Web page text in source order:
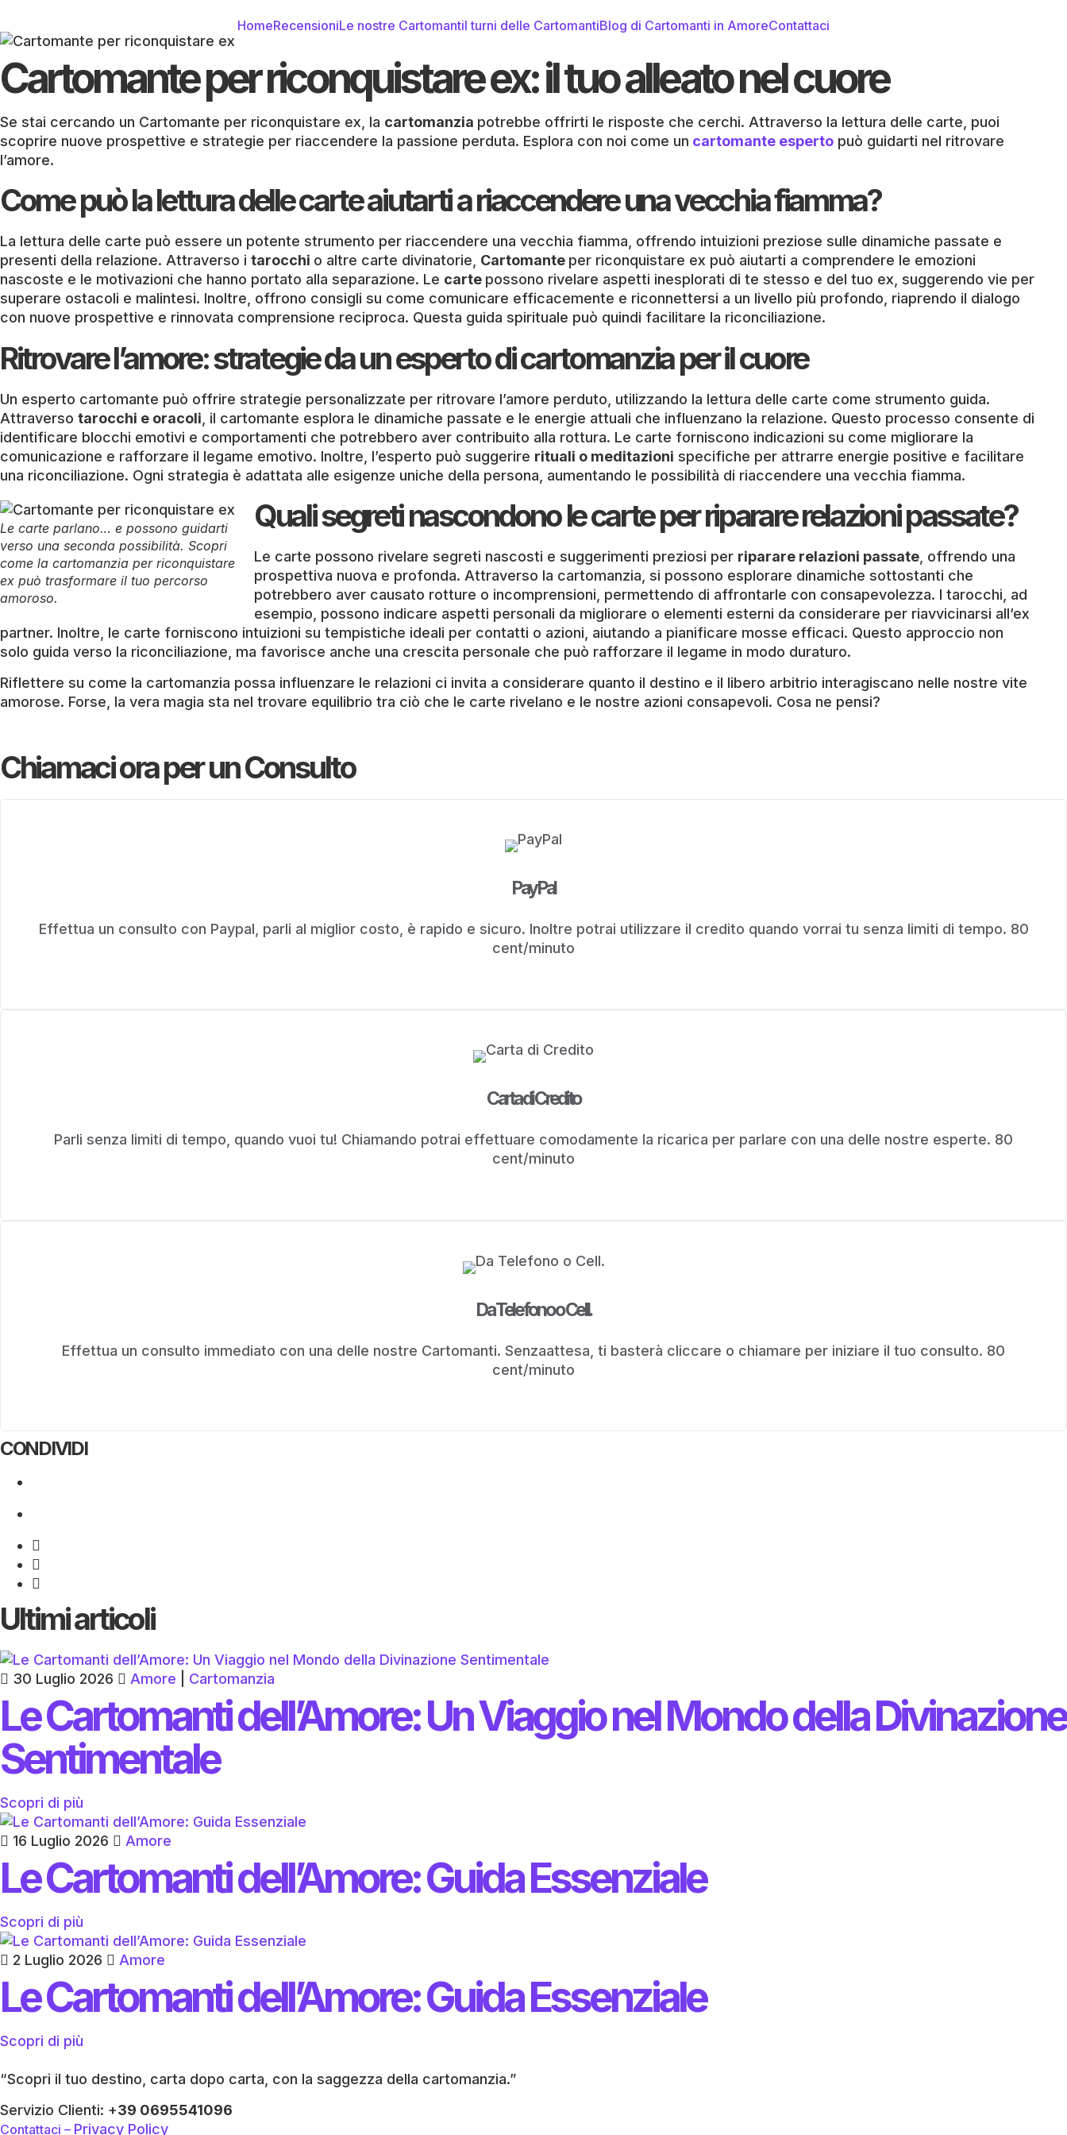
HomeRecensioniLe nostre CartomantiI turni delle CartomantiBlog di Cartomanti in AmoreContattaci
Cartomante per riconquistare ex: il tuo alleato nel cuore
Se stai cercando un Cartomante per riconquistare ex, la cartomanzia potrebbe offrirti le risposte che cerchi. Attraverso la lettura delle carte, puoi
scoprire nuove prospettive e strategie per riaccendere la passione perduta. Esplora con noi come un cartomante esperto può guidarti nel ritrovare
l’amore.
Come può la lettura delle carte aiutarti a riaccendere una vecchia fiamma?
La lettura delle carte può essere un potente strumento per riaccendere una vecchia fiamma, offrendo intuizioni preziose sulle dinamiche passate e
presenti della relazione. Attraverso i tarocchi o altre carte divinatorie, Cartomante per riconquistare ex può aiutarti a comprendere le emozioni
nascoste e le motivazioni che hanno portato alla separazione. Le carte possono rivelare aspetti inesplorati di te stesso e del tuo ex, suggerendo vie per
superare ostacoli e malintesi. Inoltre, offrono consigli su come comunicare efficacemente e riconnettersi a un livello più profondo, riaprendo il dialogo
con nuove prospettive e rinnovata comprensione reciproca. Questa guida spirituale può quindi facilitare la riconciliazione.
Ritrovare l’amore: strategie da un esperto di cartomanzia per il cuore
Un esperto cartomante può offrire strategie personalizzate per ritrovare l’amore perduto, utilizzando la lettura delle carte come strumento guida.
Attraverso tarocchi e oracoli , il cartomante esplora le dinamiche passate e le energie attuali che influenzano la relazione. Questo processo consente di
identificare blocchi emotivi e comportamenti che potrebbero aver contribuito alla rottura. Le carte forniscono indicazioni su come migliorare la
comunicazione e rafforzare il legame emotivo. Inoltre, l’esperto può suggerire rituali o meditazioni specifiche per attrarre energie positive e facilitare
una riconciliazione. Ogni strategia è adattata alle esigenze uniche della persona, aumentando le possibilità di riaccendere una vecchia fiamma.
Le carte parlano… e possono guidarti
verso una seconda possibilità. Scopri
come la cartomanzia per riconquistare
ex può trasformare il tuo percorso
amoroso.
Quali segreti nascondono le carte per riparare relazioni passate?
Le carte possono rivelare segreti nascosti e suggerimenti preziosi per riparare relazioni passate , offrendo una
prospettiva nuova e profonda. Attraverso la cartomanzia, si possono esplorare dinamiche sottostanti che
potrebbero aver causato rotture o incomprensioni, permettendo di affrontarle con consapevolezza. I tarocchi, ad
esempio, possono indicare aspetti personali da migliorare o elementi esterni da considerare per riavvicinarsi all’ex
partner. Inoltre, le carte forniscono intuizioni su tempistiche ideali per contatti o azioni, aiutando a pianificare mosse efficaci. Questo approccio non
solo guida verso la riconciliazione, ma favorisce anche una crescita personale che può rafforzare il legame in modo duraturo.
Riflettere su come la cartomanzia possa influenzare le relazioni ci invita a considerare quanto il destino e il libero arbitrio interagiscano nelle nostre vite
amorose. Forse, la vera magia sta nel trovare equilibrio tra ciò che le carte rivelano e le nostre azioni consapevoli. Cosa ne pensi?
Chiamaci ora per un Consulto
PayPal
Effettua un consulto con Paypal, parli al miglior costo, è rapido e sicuro. Inoltre potrai utilizzare il credito quando vorrai tu senza limiti di tempo. 80
cent/minuto
Carta di Credito
Parli senza limiti di tempo, quando vuoi tu! Chiamando potrai effettuare comodamente la ricarica per parlare con una delle nostre esperte. 80
cent/minuto
Da Telefono o Cell.
Effettua un consulto immediato con una delle nostre Cartomanti. Senzaattesa, ti basterà cliccare o chiamare per iniziare il tuo consulto. 80
cent/minuto
CONDIVIDI
Ultimi articoli
30 Luglio 2026 Amore Cartomanzia
Le Cartomanti dell’Amore: Un Viaggio nel Mondo della Divinazione
Sentimentale
Scopri di più
16 Luglio 2026 Amore
Le Cartomanti dell’Amore: Guida Essenziale
Scopri di più
2 Luglio 2026 Amore
Le Cartomanti dell’Amore: Guida Essenziale
Scopri di più
“Scopri il tuo destino, carta dopo carta, con la saggezza della cartomanzia.”
Servizio Clienti: +39 0695541096
Contattaci – Privacy Policy